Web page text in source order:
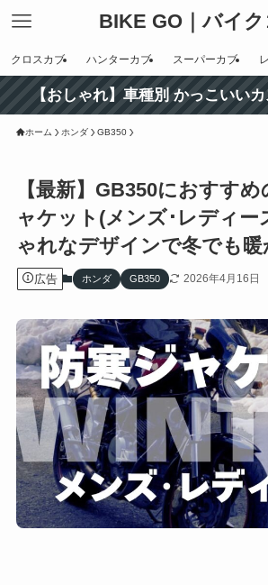
BIKE GO｜バイ
クロスカブ ハンターカブ スーパーカブ
【おしゃれ】車種別 かっこいい
ホーム ホンダ GB350
【最新】GB350におすす
ャケット(メンズ･レディー
ゃれなデザインで冬でも暖
広告 ホンダ GB350 2026年4月16日